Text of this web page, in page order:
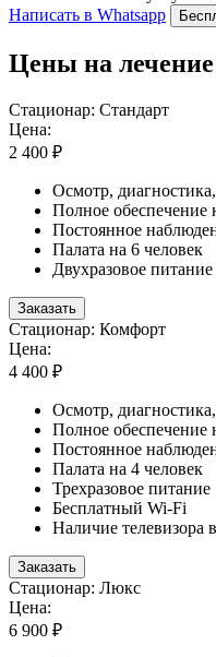
Написать в Whatsapp
Цены на лечение
Стационар: Стандарт
Цена:
2 400 ₽
Осмотр,
Полное обеспечение
Постоянное
Палата на 6 человек
Двухразовое питание
Заказать
Стационар: Комфорт
Цена:
4 400 ₽
Осмотр,
Полное обеспечение
Постоянное
Палата на 4 человек
Трехразовое питание
Бесплатный Wi-Fi
Наличие телевизора
Заказать
Стационар: Люкс
Цена:
6 900 ₽